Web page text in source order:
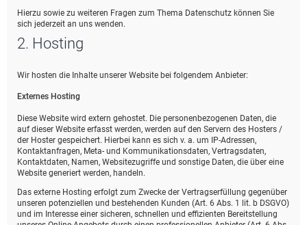
Hierzu sowie zu weiteren Fragen zum Thema Datenschutz können Sie
sich jederzeit an uns wenden.
2. Hosting
Wir hosten die Inhalte unserer Website bei folgendem Anbieter:
Externes Hosting
Diese Website wird extern gehostet. Die personenbezogenen Daten, die
auf dieser Website erfasst werden, werden auf den Servern des Hosters /
der Hoster gespeichert. Hierbei kann es sich v. a. um IP-Adressen,
Kontaktanfragen, Meta- und Kommunikationsdaten, Vertragsdaten,
Kontaktdaten, Namen, Websitezugriffe und sonstige Daten, die über eine
Website generiert werden, handeln.
Das externe Hosting erfolgt zum Zwecke der Vertragserfüllung gegenüber
unseren potenziellen und bestehenden Kunden (Art. 6 Abs. 1 lit. b DSGVO)
und im Interesse einer sicheren, schnellen und effizienten Bereitstellung